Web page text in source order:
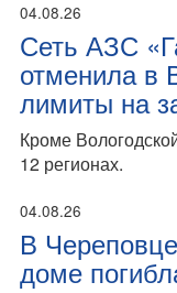
04.08.26
Сеть АЗС
отменила в
лимиты на
Кроме
12 регионах.
04.08.26
В
доме